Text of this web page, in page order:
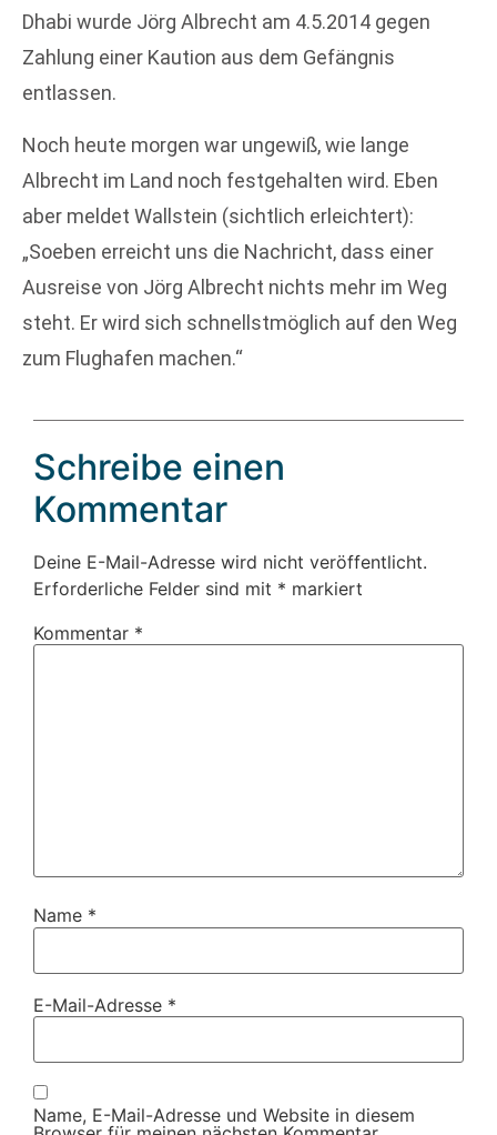
Dhabi wurde Jörg Albrecht am 4.5.2014 gegen
Zahlung einer Kaution aus dem Gefängnis
entlassen.
Noch heute morgen war ungewiß, wie lange
Albrecht im Land noch festgehalten wird. Eben
aber meldet Wallstein (sichtlich erleichtert):
„Soeben erreicht uns die Nachricht, dass einer
Ausreise von Jörg Albrecht nichts mehr im Weg
steht. Er wird sich schnellstmöglich auf den Weg
zum Flughafen machen.“
Schreibe einen
Kommentar
Deine E-Mail-Adresse wird nicht veröffentlicht.
Erforderliche Felder sind mit * markiert
Kommentar *
Name *
E-Mail-Adresse *
Name, E-Mail-Adresse und Website in diesem